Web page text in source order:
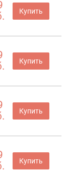
Купить
Купить
Купить
Купить